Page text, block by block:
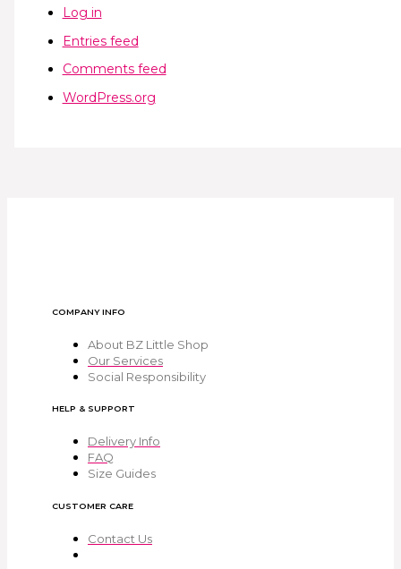
Log in
Entries feed
Comments feed
WordPress.org
COMPANY INFO
About BZ Little Shop
Our Services
Social Responsibility
HELP & SUPPORT
Delivery Info
FAQ
Size Guides
CUSTOMER CARE
Contact Us